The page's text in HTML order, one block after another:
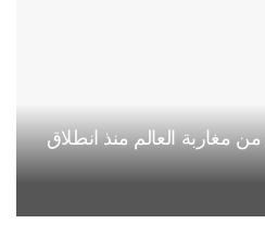
2,7 مليون من مغاربة العالم منذ انطلاق